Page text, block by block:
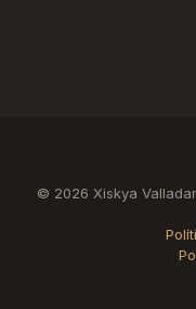
© 2026 Xiskya